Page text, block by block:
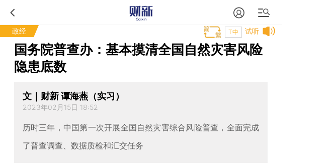
政经 试听
T中
国务院普查办：基本摸清全国自然灾害风险
隐患底数
文｜财新 谭海燕（实习）
2023年02月15日 18:52
历时三年，中国第一次开展全国自然灾害综合风险普查，全面完成
了普查调查、数据质检和汇交任务